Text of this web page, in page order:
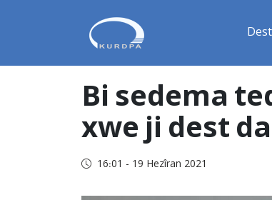
Bi sedema
xwe ji dest da
16:01 - 19 Hezîran 2021